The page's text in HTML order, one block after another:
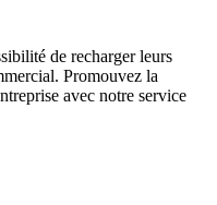
de recharger leurs
Promouvez la
avec notre service